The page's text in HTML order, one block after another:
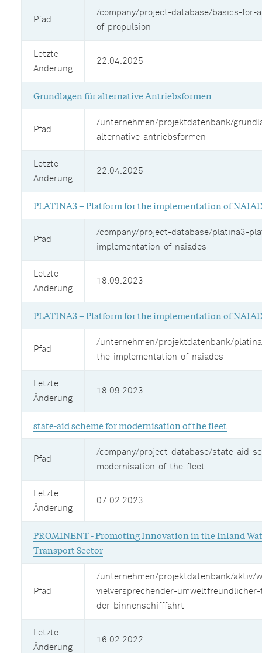
Pfad
/company/project-database/basics-for-
of-propulsion
Letzte
Änderung
22.04.2025
Grundlagen für alternative Antriebsformen
Pfad
/unternehmen/projektdatenbank/
alternative-antriebsformen
Letzte
Änderung
22.04.2025
PLATINA3 – Platform for the implementation of
Pfad
/company/project-database/platina3-
implementation-of-naiades
Letzte
Änderung
18.09.2023
PLATINA3 – Platform for the implementation of
Pfad
/unternehmen/projektdatenbank/
the-implementation-of-naiades
Letzte
Änderung
18.09.2023
state-aid scheme for modernisation of the fleet
Pfad
/company/project-database/state-aid-
modernisation-of-the-fleet
Letzte
Änderung
07.02.2023
PROMINENT - Promoting Innovation in the Inland
Transport Sector
Pfad
/unternehmen/projektdatenbank/aktiv/
vielversprechender-
der-binnenschifffahrt
Letzte
Änderung
16.02.2022